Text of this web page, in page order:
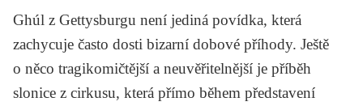
Ghúl z Gettysburgu není jediná povídka, která
zachycuje často dosti bizarní dobové příhody. Ještě
o něco tragikomičtější a neuvěřitelnější je příběh
slonice z cirkusu, která přímo během představení